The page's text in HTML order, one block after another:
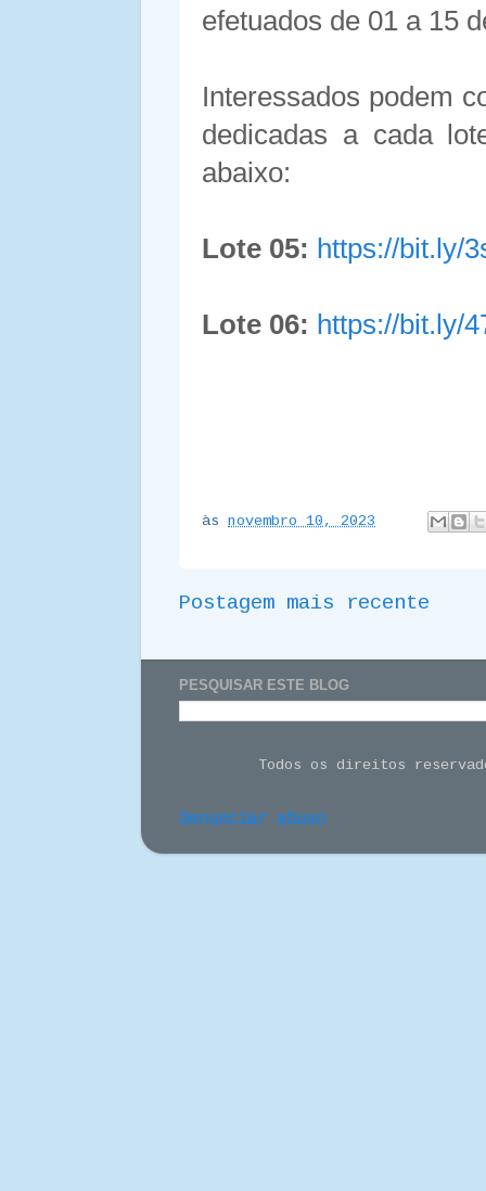
efetuados de 01 a 15
Interessados podem
dedicadas a cada
abaixo:
Lote 05: https://bit.ly/
Lote 06: https://bit.ly/
às novembro 10, 2023
Postagem mais recente
PESQUISAR ESTE BLOG
Todos os direitos
Denunciar abuso